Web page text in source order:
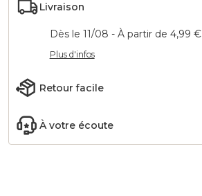
Livraison
Dès le 11/08 - À partir de 4,99 €
Plus d'infos
Retour facile
À votre écoute